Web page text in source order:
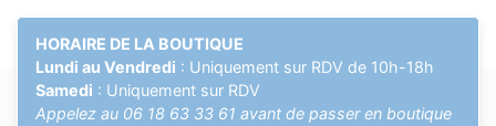
HORAIRE DE LA BOUTIQUE
Lundi au Vendredi : Uniquement sur RDV de 10h-18h
Samedi : Uniquement sur RDV
Appelez au 06 18 63 33 61 avant de passer en boutique